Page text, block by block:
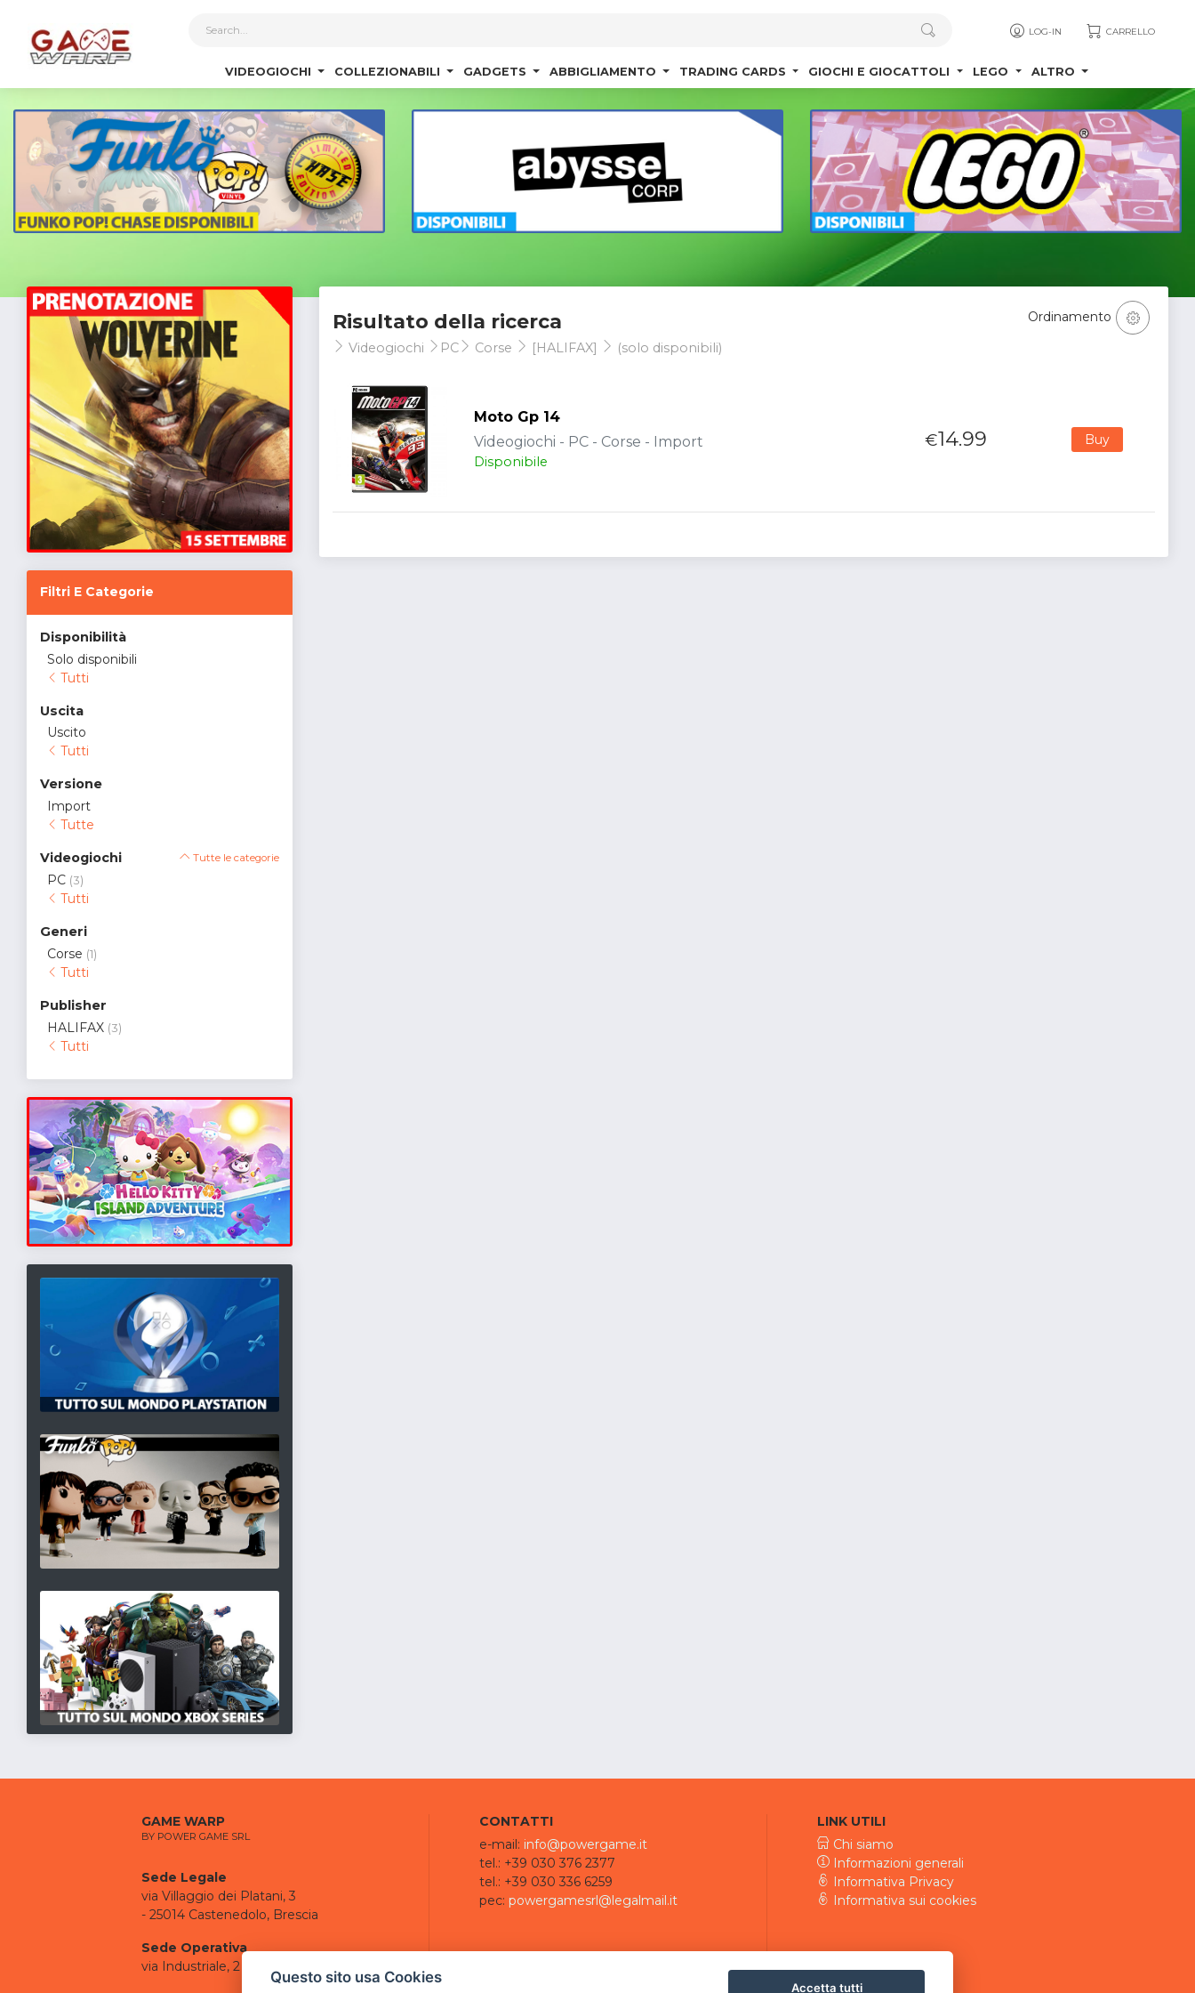
LOG-IN CARRELLO
VIDEOGIOCHI COLLEZIONABILI GADGETS ABBIGLIAMENTO TRADING CARDS GIOCHI E GIOCATTOLI LEGO ALTRO
Filtri E Categorie
Disponibilità
Solo disponibili
Tutti
Uscita
Uscito
Tutti
Versione
Import
Tutte
Videogiochi Tutte le categorie
PC (3)
Tutti
Generi
Corse (1)
Tutti
Publisher
HALIFAX (3)
Tutti
Risultato della ricerca
Videogiochi PC Corse [HALIFAX] (solo disponibili)
Ordinamento
Moto Gp 14
Videogiochi - PC - Corse - Import
Disponibile
€14.99 Buy
GAME WARP
BY POWER GAME SRL
Sede Legale
via Villaggio dei Platani, 3
- 25014 Castenedolo, Brescia
Sede Operativa
via Industriale, 2 - 25082 Botticino, BS
CONTATTI
e-mail: info@powergame.it
tel.: +39 030 376 2377
tel.: +39 030 336 6259
pec: powergamesrl@legalmail.it
LINK UTILI
Chi siamo
Informazioni generali
Informativa Privacy
Informativa sui cookies
Questo sito usa Cookies
Accetta tutti